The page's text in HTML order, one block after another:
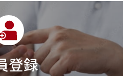
ンチャー
3点パニア
400400X ABS400cc
アメリカン
登録